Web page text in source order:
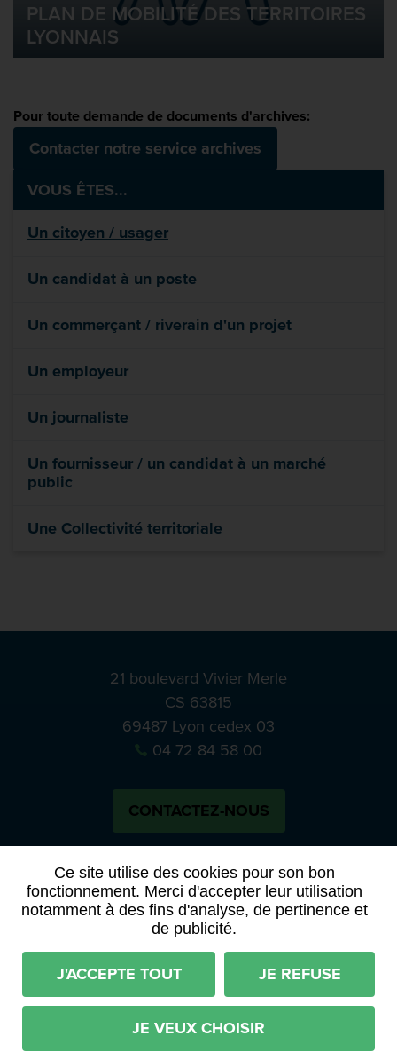
Ce site utilise des cookies pour son bon
fonctionnement. Merci d'accepter leur utilisation
notamment à des fins d'analyse, de pertinence et
de publicité.
J'ACCEPTE TOUT JE REFUSE
JE VEUX CHOISIR
PLAN DE MOBILITÉ DES TERRITOIRES
LYONNAIS
Pour toute demande de documents d'archives:
Contacter notre service archives
VOUS ÊTES...
Un citoyen / usager
Un candidat à un poste
Un commerçant / riverain d'un projet
Un employeur
Un journaliste
Un fournisseur / un candidat à un marché
public
Une Collectivité territoriale
21 boulevard Vivier Merle
CS 63815
69487 Lyon cedex 03
04 72 84 58 00
CONTACTEZ-NOUS
BlueskyNotre
APPELS À MANIFESTATION D’INTÉRÊT
ACTES ET DÉLIBÉRATIONS
Mentions légales RGPD
Plan du site
Déclaration d'accessibilité (partiellement conforme)